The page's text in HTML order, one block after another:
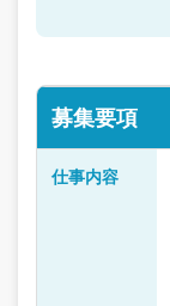
募集要項
仕事内容